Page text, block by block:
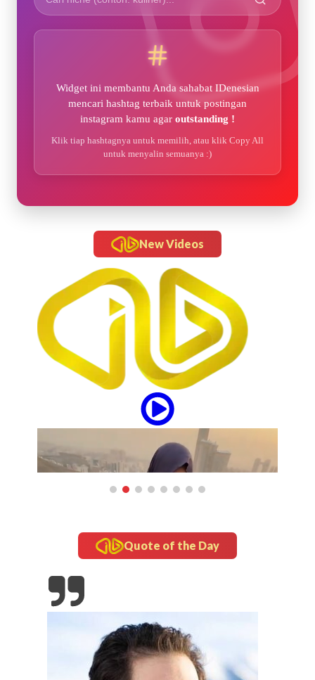
Widget ini membantu Anda sahabat IDenesian
mencari hashtag terbaik untuk postingan
instagram kamu agar outstanding !
Klik tiap hashtagnya untuk memilih, atau klik Copy All
untuk menyalin semuanya :)
New Videos
updates
Tampil Nyentrik di The Sounds Project, Naykilla
Quote of the Day